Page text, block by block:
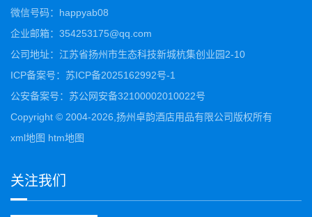
微信号码：happyab08
企业邮箱：354253175@qq.com
公司地址：江苏省扬州市生态科技新城杭集创业园2-10
ICP备案号： 苏ICP备2025162992号-1
公安备案号： 苏公网安备32100002010022号
Copyright © 2004-2026,扬州卓韵酒店用品有限公司版权所有
xml地图 htm地图
关注我们